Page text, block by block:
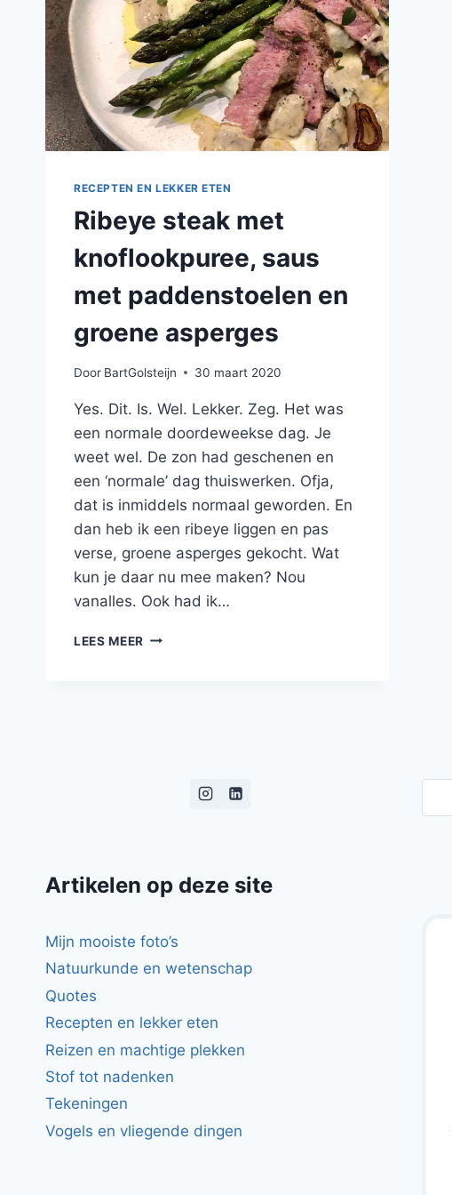
RECEPTEN EN LEKKER ETEN
Ribeye steak met
knoflookpuree, saus
met paddenstoelen en
groene asperges
Door BartGolsteijn 30 maart 2020
Yes. Dit. Is. Wel. Lekker. Zeg. Het was
een normale doordeweekse dag. Je
weet wel. De zon had geschenen en
een ‘normale’ dag thuiswerken. Ofja,
dat is inmiddels normaal geworden. En
dan heb ik een ribeye liggen en pas
verse, groene asperges gekocht. Wat
kun je daar nu mee maken? Nou
vanalles. Ook had ik…
LEES MEER RIBEYE
ASPERGES
Artikelen op deze site
Mijn mooiste foto’s
Natuurkunde en wetenschap
Quotes
Recepten en lekker eten
Reizen en machtige plekken
Stof tot nadenken
Tekeningen
Vogels en vliegende dingen